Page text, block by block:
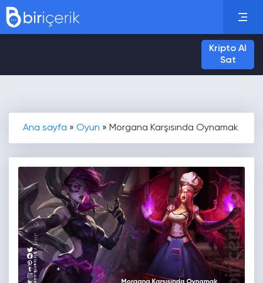
Kripto Al
Sat
Ana sayfa » Oyun » Morgana Karşısında Oynamak